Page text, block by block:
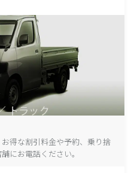
得な割引料金や予約、乗り捨
にお電話ください。